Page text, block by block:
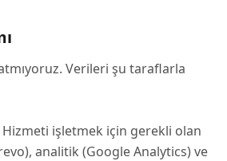
Verileri şu taraflarla
Hizmeti işletmek için gerekli olan
analitik (Google Analytics) ve